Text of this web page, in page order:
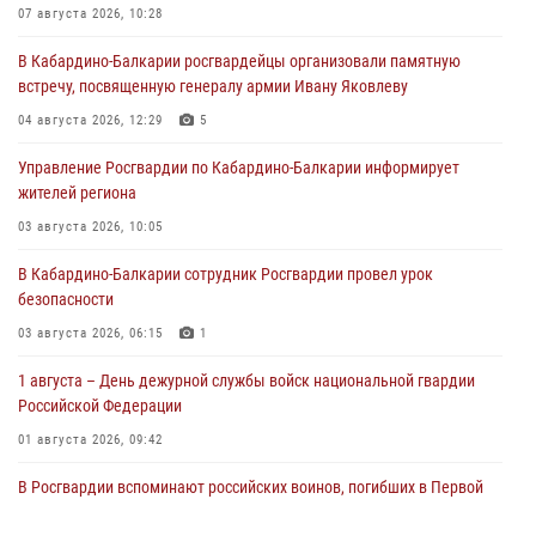
07 августа 2026, 10:28
В Кабардино-Балкарии росгвардейцы организовали памятную
встречу, посвященную генералу армии Ивану Яковлеву
04 августа 2026, 12:29 5
Управление Росгвардии по Кабардино-Балкарии информирует
жителей региона
03 августа 2026, 10:05
В Кабардино‑Балкарии сотрудник Росгвардии провел урок
безопасности
03 августа 2026, 06:15 1
1 августа – День дежурной службы войск национальной гвардии
Российской Федерации
01 августа 2026, 09:42
В Росгвардии вспоминают российских воинов, погибших в Первой